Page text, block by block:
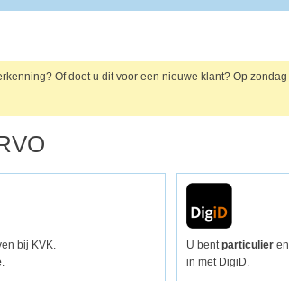
Of doet u dit voor een nieuwe klant? Op
bij KVK.
.
U bentparticulieren
in met DigiD.